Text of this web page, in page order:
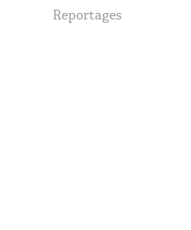
Reportages